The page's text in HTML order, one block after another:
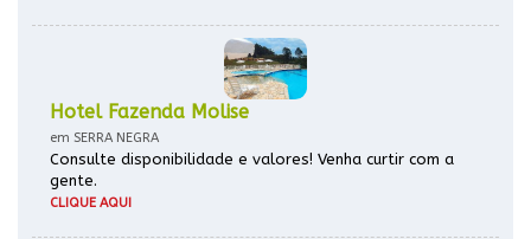
Hotel Fazenda Molise
em SERRA NEGRA
Consulte disponibilidade e valores! Venha curtir com a
gente.
CLIQUE AQUI